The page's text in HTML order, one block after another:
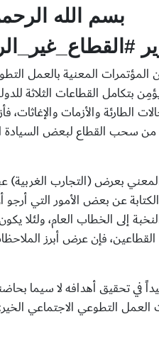
بسم الله
المعنية بالعمل
بتكامل القطاعات الثلاثة
الطارئة والأزمات
سحب القطاع لبعض السيادة
بعرض (التجارب الغربية)
الأول 1438هـ مما حفَّز عندي الكتابة
إلى الخطاب العام، ولئلا
القطاعين، فإن عرض أبرز
تحقيق أهدافه لا سيما
العمل التطوعي الاجتماعي